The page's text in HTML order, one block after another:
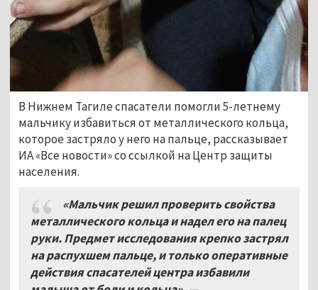
В Нижнем Тагиле спасатели помогли 5-летнему
мальчику избавиться от металлического кольца,
которое застряло у него на пальце, рассказывает
ИА «Все новости» со ссылкой на Центр защиты
населения.
«Мальчик решил проверить свойства
металлического кольца и надел его на палец
руки. Предмет исследования крепко застрял
на распухшем пальце, и только оперативные
действия спасателей центра избавили